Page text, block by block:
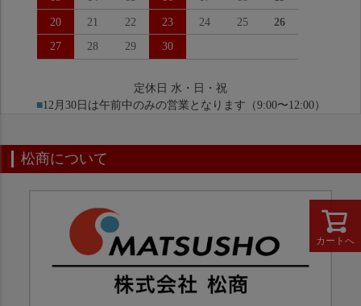
カートへ
20 21 22 23 24 25 26
27 28 29 30
定休日 水・日・祝
■12月30日は午前中のみの営業となります（9:00〜12:00）
松商について